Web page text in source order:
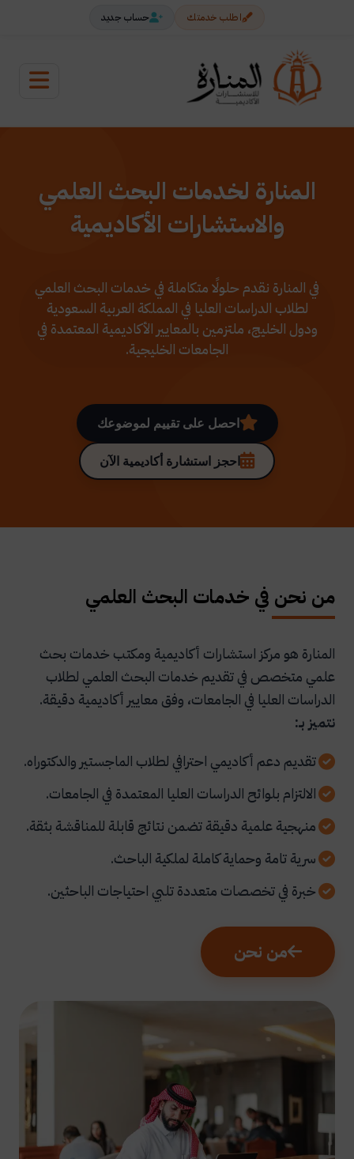
اطلب خدمتك حساب جديد
المنارة لخدمات البحث العلمي
والاستشارات الأكاديمية
في المنارة نقدم حلولًا متكاملة في خدمات البحث العلمي
لطلاب الدراسات العليا في المملكة العربية السعودية
ودول الخليج، ملتزمين بالمعايير الأكاديمية المعتمدة في
الجامعات الخليجية.
احصل على تقييم لموضوعك
احجز استشارة أكاديمية الآن
من نحن في خدمات البحث العلمي
المنارة هو مركز استشارات أكاديمية ومكتب خدمات بحث
علمي متخصص في تقديم خدمات البحث العلمي لطلاب
الدراسات العليا في الجامعات، وفق معايير أكاديمية دقيقة.
نتميز بـ:
تقديم دعم أكاديمي احترافي لطلاب الماجستير والدكتوراه.
الالتزام بلوائح الدراسات العليا المعتمدة في الجامعات.
منهجية علمية دقيقة تضمن نتائج قابلة للمناقشة بثقة.
سرية تامة وحماية كاملة لملكية الباحث.
خبرة في تخصصات متعددة تلبي احتياجات الباحثين.
من نحن